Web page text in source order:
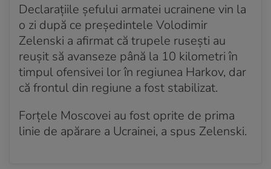
Declarațiile șefului armatei ucrainene vin la
o zi după ce președintele Volodimir
Zelenski a afirmat că trupele rusești au
reușit să avanseze până la 10 kilometri în
timpul ofensivei lor în regiunea Harkov, dar
că frontul din regiune a fost stabilizat.
Forțele Moscovei au fost oprite de prima
linie de apărare a Ucrainei, a spus Zelenski.